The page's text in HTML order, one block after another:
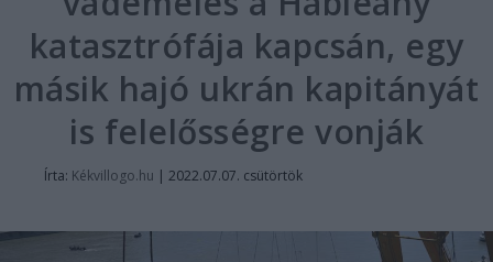
katasztrófája kapcsán, egy
másik hajó ukrán kapitányát
is felelősségre vonják
Írta: Kékvillogo.hu | 2022.07.07. csütörtök